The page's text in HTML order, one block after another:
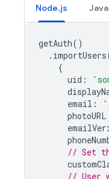
Node.js Java
getAuth()
. importUsers
{
uid :
email :
photoURL
// Set
// User